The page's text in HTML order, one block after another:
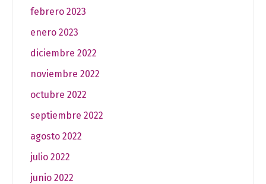
febrero 2023
enero 2023
diciembre 2022
noviembre 2022
octubre 2022
septiembre 2022
agosto 2022
julio 2022
junio 2022